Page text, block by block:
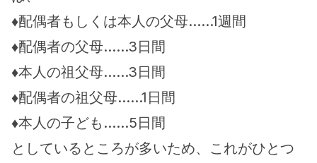
♦配偶者もしくは本人の父母……1週間
♦配偶者の父母……3日間
♦本人の祖父母……3日間
♦配偶者の祖父母……1日間
♦本人の子ども……5日間
としているところが多いため、これがひとつ